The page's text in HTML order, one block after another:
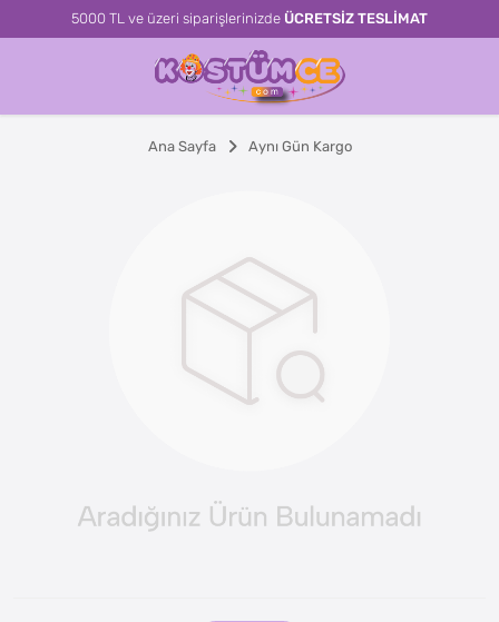
5000 TL ve üzeri siparişlerinizde ÜCRETSİZ TESLİMAT
Ana Sayfa Aynı Gün Kargo